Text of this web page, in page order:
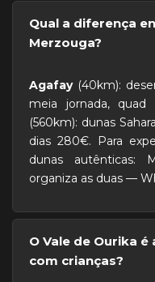
Qual a diferença
Merzouga?
Agafay(40km):
meia jornada,
(560km): dunas
dias 280€. Para
dunas autênticas:
organiza as duas —
O Vale de Ourika
com crianças?